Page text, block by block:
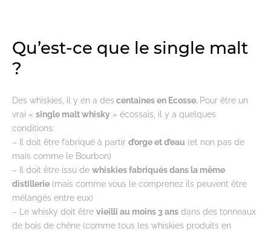
Qu’est-ce que le single malt
?
Des whiskies, il y en a des centaines en Ecosse. Pour être un
vrai « single malt whisky » écossais, il y a quelques
conditions:
– Il doit être fabriqué à partir d’orge et d’eau (et non pas de
maïs comme le Bourbon)
– Il doit être issu de whiskies fabriqués dans la même
distillerie (mais comme vous le comprenez ils peuvent être
mélangés entre eux)
– Le whisky doit être vieilli au moins 3 ans dans des tonneaux
de bois de chêne (comme tous les whiskies produits en